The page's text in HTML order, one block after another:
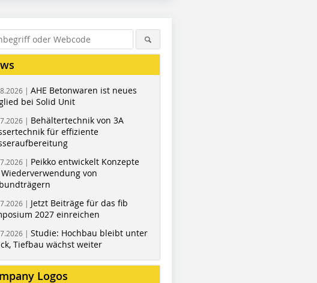
| AHE Betonwaren ist neues
bei Solid Unit
| Behältertechnik von 3A
für effiziente
| Peikko entwickelt Konzepte
von
| Jetzt Beiträge für das fib
2027 einreichen
| Studie: Hochbau bleibt unter
Tiefbau wächst weiter
Logos